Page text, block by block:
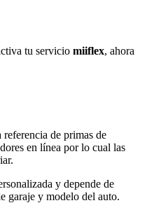
tu servicio miiflex, ahora
de primas de
en línea por lo cual las
y depende de
garaje y modelo del auto.